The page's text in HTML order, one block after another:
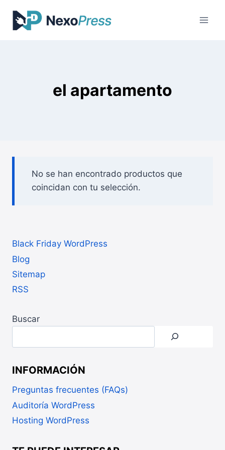
contenido
el apartamento
No se han encontrado productos que
coincidan con tu selección.
Black Friday WordPress
Blog
Sitemap
RSS
Buscar
INFORMACIÓN
Preguntas frecuentes (FAQs)
Auditoría WordPress
Hosting WordPress